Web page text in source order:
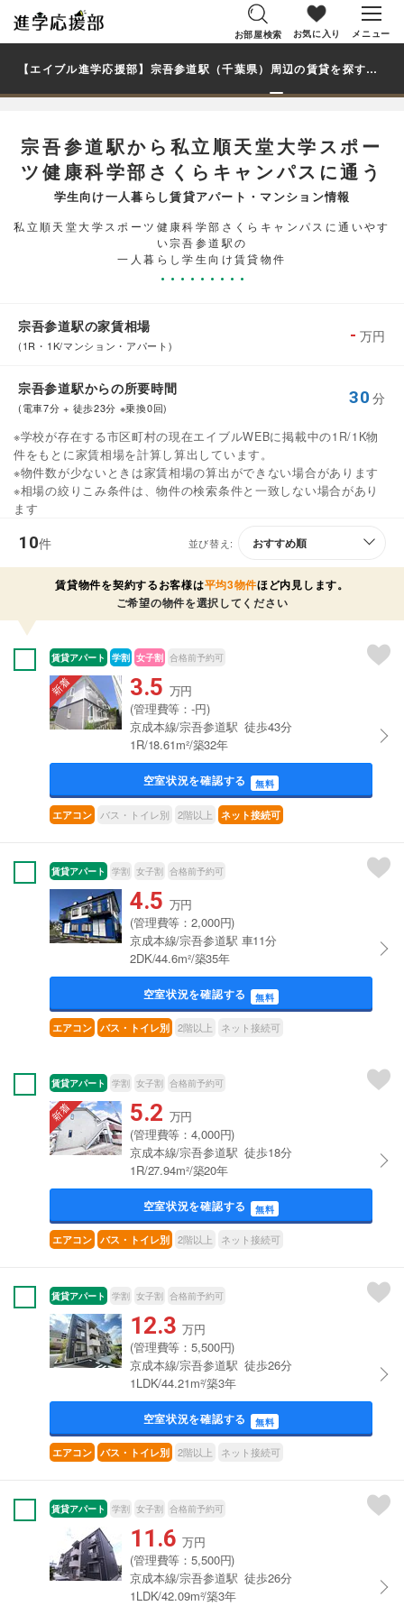
お部屋検索 お気に入り メニュー
【エイブル進学応援部】宗吾参道駅（千葉県）周辺の賃貸を探す｜私立順天堂大学スポーツ健康科学部さくらキャンパス学生・大学生の一人暮らし向け賃貸マンション・アパート
宗吾参道駅から私立順天堂大学スポー
ツ健康科学部さくらキャンパスに通う
学生向け一人暮らし賃貸アパート・マンション情報
私立順天堂大学スポーツ健康科学部さくらキャンパスに通いやす
い宗吾参道駅の
一人暮らし学生向け賃貸物件
宗吾参道駅の家賃相場
(1R・1K/マンション・アパート)
- 万円
宗吾参道駅からの所要時間
(電車7分 + 徒歩23分 ※乗換0回)
30 分
※学校が存在する市区町村の現在エイブルWEBに掲載中の1R/1K物
件をもとに家賃相場を計算し算出しています。
※物件数が少ないときは家賃相場の算出ができない場合があります
※相場の絞りこみ条件は、物件の検索条件と一致しない場合があり
ます
10件 並び替え:
賃貸物件を契約するお客様は平均3物件ほど内見します。
ご希望の物件を選択してください
賃貸アパート 学割 女子割 合格前予約可
3.5 万円
(管理費等：-円)
京成本線/宗吾参道駅 徒歩43分
1R/18.61m²/築32年
空室状況を確認する 無料
エアコン バス・トイレ別 2階以上 ネット接続可
賃貸アパート 学割 女子割 合格前予約可
4.5 万円
(管理費等：2,000円)
京成本線/宗吾参道駅 車11分
2DK/44.6m²/築35年
空室状況を確認する 無料
エアコン バス・トイレ別 2階以上 ネット接続可
賃貸アパート 学割 女子割 合格前予約可
5.2 万円
(管理費等：4,000円)
京成本線/宗吾参道駅 徒歩18分
1R/27.94m²/築20年
空室状況を確認する 無料
エアコン バス・トイレ別 2階以上 ネット接続可
賃貸アパート 学割 女子割 合格前予約可
12.3 万円
(管理費等：5,500円)
京成本線/宗吾参道駅 徒歩26分
1LDK/44.21m²/築3年
空室状況を確認する 無料
エアコン バス・トイレ別 2階以上 ネット接続可
賃貸アパート 学割 女子割 合格前予約可
11.6 万円
(管理費等：5,500円)
京成本線/宗吾参道駅 徒歩26分
1LDK/42.09m²/築3年